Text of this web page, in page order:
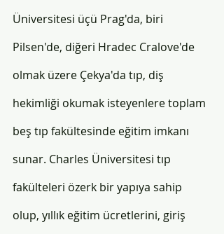
Üniversitesi üçü Prag'da, biri
Pilsen'de, diğeri Hradec Cralove'de
olmak üzere Çekya'da tıp, diş
hekimliği okumak isteyenlere toplam
beş tıp fakültesinde eğitim imkanı
sunar. Charles Üniversitesi tıp
fakülteleri özerk bir yapıya sahip
olup, yıllık eğitim ücretlerini, giriş